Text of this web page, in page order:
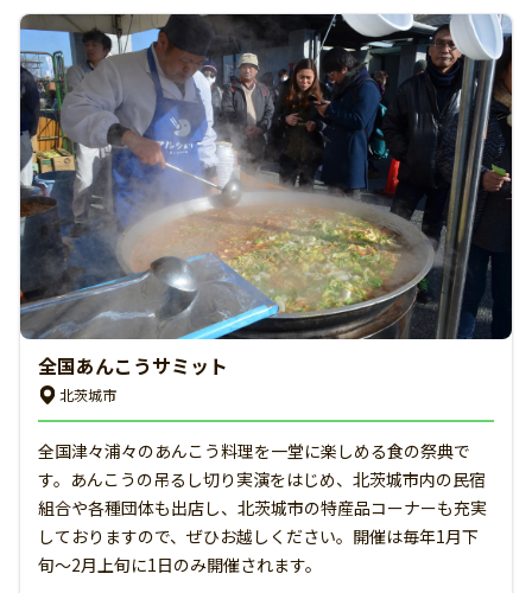
全国あんこうサミット
北茨城市
全国津々浦々のあんこう料理を一堂に楽しめる食の祭典で
す。あんこうの吊るし切り実演をはじめ、北茨城市内の民宿
組合や各種団体も出店し、北茨城市の特産品コーナーも充実
しておりますので、ぜひお越しください。開催は毎年1月下
旬〜2月上旬に1日のみ開催されます。